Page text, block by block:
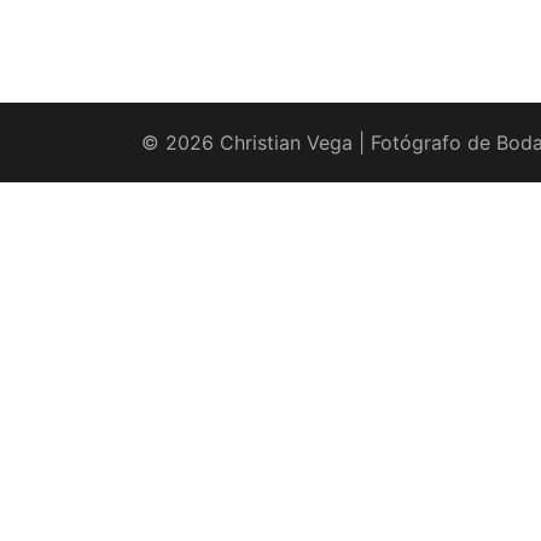
© 2026 Christian Vega | Fotógrafo de